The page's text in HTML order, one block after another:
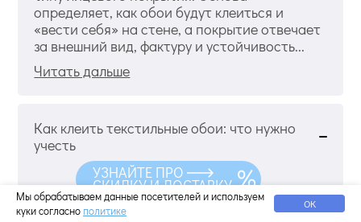
определяет, как обои будут клеиться и
«вести себя» на стене, а покрытие отвечает
за внешний вид, фактуру и устойчивость...
Читать дальше
Как клеить текстильные обои: что нужно
учесть
Мы обрабатываем данные посетителей и используем
куки согласно политике ОК
УЗНАЙТЕ ПРО
СКИДКУ И ДОСТАВКУ